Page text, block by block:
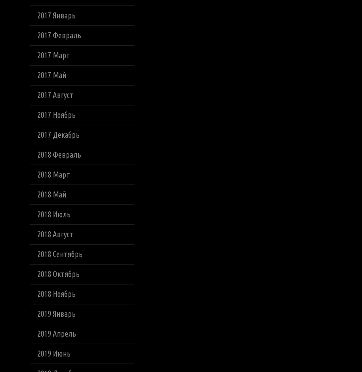
2017 Январь
2017 Февраль
2017 Март
2017 Май
2017 Август
2017 Ноябрь
2017 Декабрь
2018 Февраль
2018 Март
2018 Май
2018 Июль
2018 Август
2018 Сентябрь
2018 Октябрь
2018 Ноябрь
2019 Январь
2019 Апрель
2019 Июнь